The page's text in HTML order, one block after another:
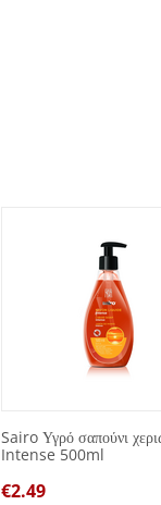
Sairo Υγρό σαπούνι
Intense 500ml
€2.49